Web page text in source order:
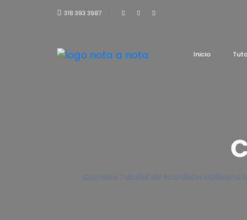
318 393 3987
Inicio
Con este Tutorial de Acordeón Vallenato